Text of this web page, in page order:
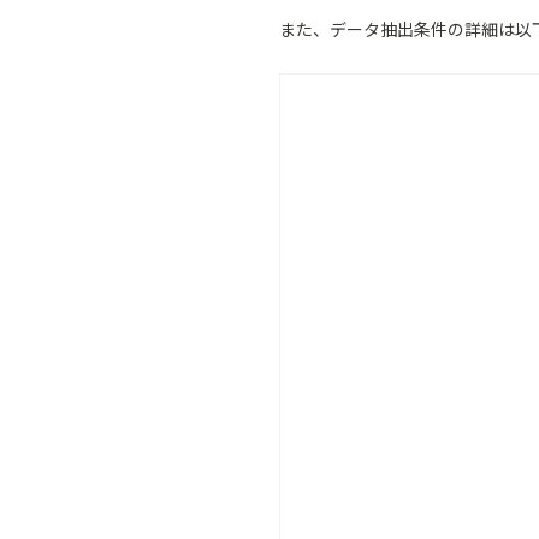
また、データ抽出条件の詳細は以